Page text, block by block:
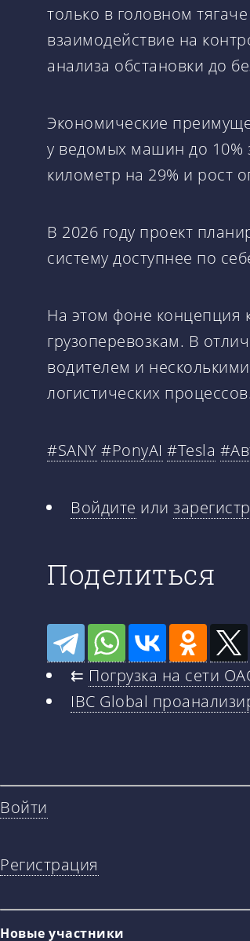
только в головном
взаимодействие на
анализа обстановки до
Экономические
у ведомых машин до 10%
километр на 29% и рост
В 2026 году проект
систему доступнее по
На этом фоне концепция
грузоперевозкам. В
водителем и
логистических процессов.
#SANY #PonyAI #Tesla
Войдите или
Поделиться
⇇ Погрузка на сети
IBC Global
Войти
Регистрация
Новые участники